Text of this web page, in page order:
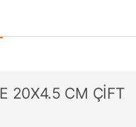
20X4.5 CM ÇİFT